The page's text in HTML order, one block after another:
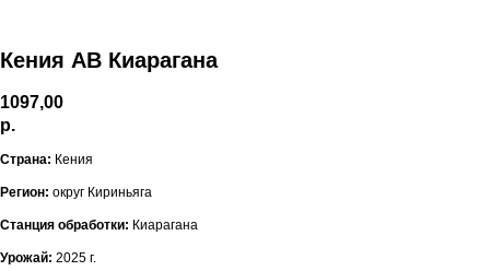
Кения AB Киарагана
1097,00
р.
Страна: Кения
Регион: округ Кириньяга
Станция обработки: Киарагана
Урожай: 2025 г.